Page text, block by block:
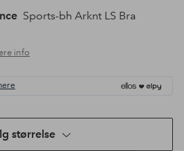
Sports-bh Arknt LS Bra
info
størrelse